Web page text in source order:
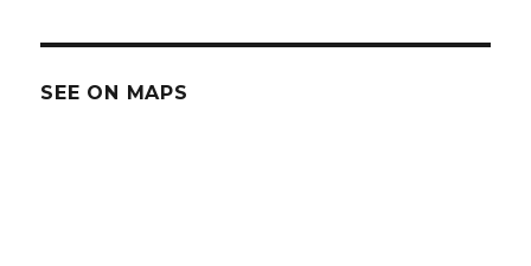
SEE ON MAPS